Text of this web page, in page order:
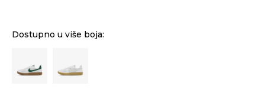
Dostupno u više boja: